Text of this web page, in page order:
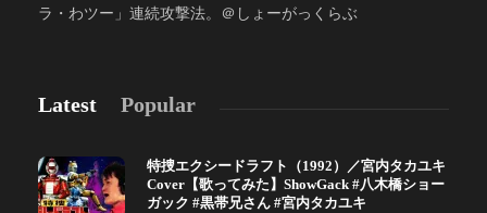
ラ・わツー」連続攻撃法。＠しょーがっくらぶ
Latest Popular
特捜エクシードラフト（1992）／宮内タカユキ
Cover【歌ってみた】ShowGack #八木橋ショー
ガック #黒帯兄さん #宮内タカユキ